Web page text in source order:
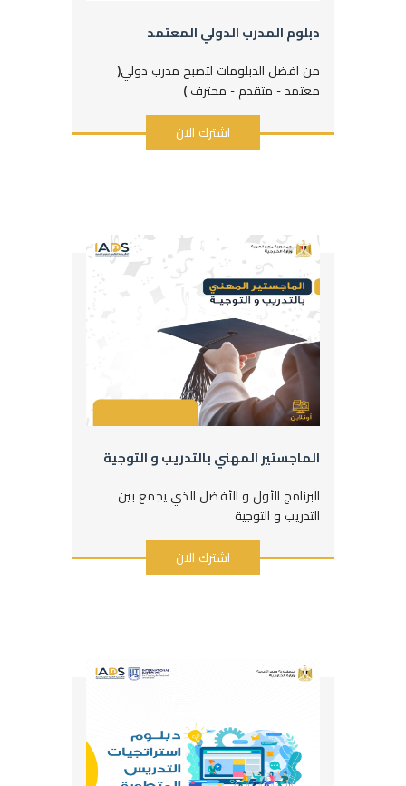
دبلوم المدرب الدولي المعتمد
من افضل الدبلومات لتصبح مدرب دولي(
معتمد - متقدم - محترف )
اشترك الان
الماجستير المهني بالتدريب و التوجية
البرنامج الأول و الأفضل الذي يجمع بين
التدريب و التوجية
اشترك الان